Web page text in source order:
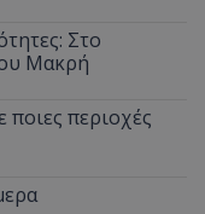
Στο
Μακρή
ποιες περιοχές